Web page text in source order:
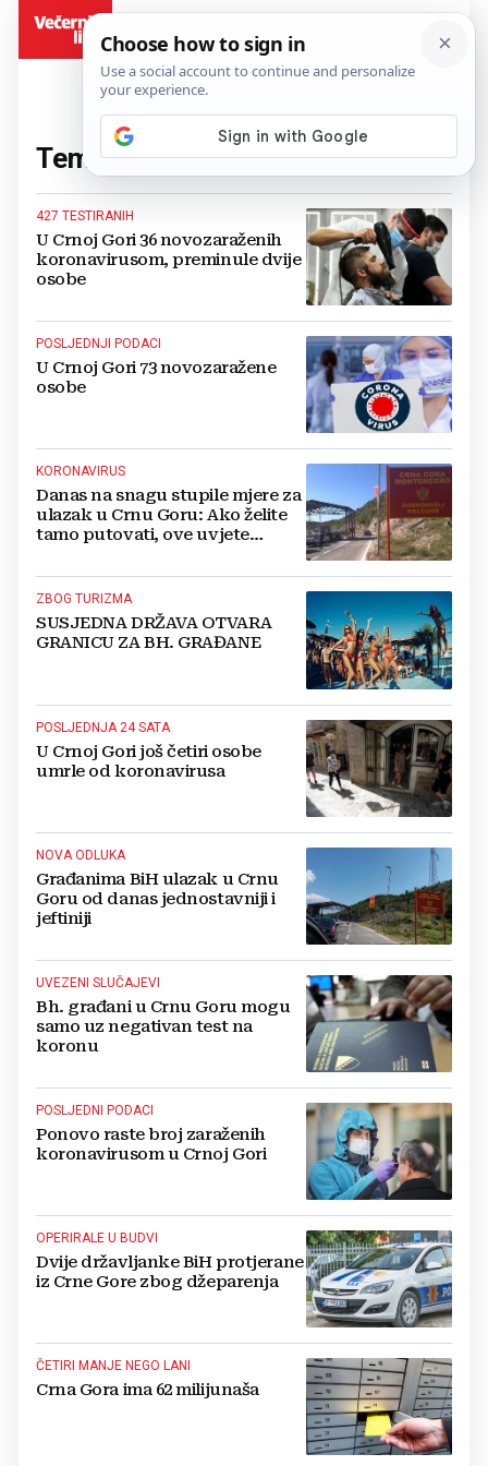
Tema:Crna Gora(278 članaka)
427 TESTIRANIH
U Crnoj Gori 36 novozaraženih
koronavirusom, preminule dvije
osobe
POSLJEDNJI PODACI
U Crnoj Gori 73 novozaražene
osobe
KORONAVIRUS
Danas na snagu stupile mjere za
ulazak u Crnu Goru: Ako želite
tamo putovati, ove uvjete
ZBOG TURIZMA
SUSJEDNA DRŽAVA OTVARA
GRANICU ZA BH. GRAĐANE
POSLJEDNJA 24 SATA
U Crnoj Gori još četiri osobe
umrle od koronavirusa
NOVA ODLUKA
Građanima BiH ulazak u Crnu
Goru od danas jednostavniji i
jeftiniji
UVEZENI SLUČAJEVI
Bh. građani u Crnu Goru mogu
samo uz negativan test na
koronu
POSLJEDNI PODACI
Ponovo raste broj zaraženih
koronavirusom u Crnoj Gori
OPERIRALE U BUDVI
Dvije državljanke BiH protjerane
iz Crne Gore zbog džeparenja
ČETIRI MANJE NEGO LANI
Crna Gora ima 62 milijunaša